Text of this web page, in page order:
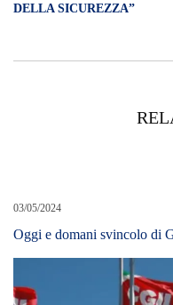
DELLA SICUREZZA”
03/05/2024
Oggi e domani svincolo di